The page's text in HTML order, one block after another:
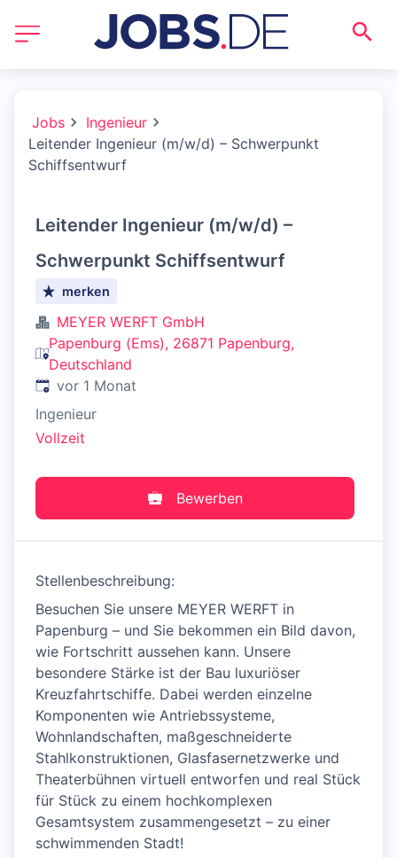
Jobs
Ingenieur
Leitender Ingenieur (m/w/d) – Schwerpunkt
Schiffsentwurf
Leitender Ingenieur (m/w/d) –
Schwerpunkt Schiffsentwurf
merken
MEYER WERFT GmbH
Papenburg (Ems), 26871 Papenburg,
Deutschland
Veröffentlicht:
vor 1 Monat
Ingenieur
Vollzeit
Bewerben
Stellenbeschreibung:
Besuchen Sie unsere MEYER WERFT in
Papenburg – und Sie bekommen ein Bild davon,
wie Fortschritt aussehen kann. Unsere
besondere Stärke ist der Bau luxuriöser
Kreuzfahrtschiffe. Dabei werden einzelne
Komponenten wie Antriebssysteme,
Wohnlandschaften, maßgeschneiderte
Stahlkonstruktionen, Glasfasernetzwerke und
Theaterbühnen virtuell entworfen und real Stück
für Stück zu einem hochkomplexen
Gesamtsystem zusammengesetzt – zu einer
schwimmenden Stadt!